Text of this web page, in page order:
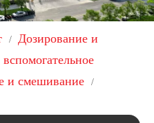
/ Дозирование и
и смешивание
/